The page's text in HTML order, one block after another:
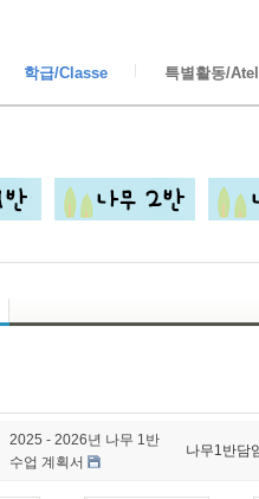
학급/Classe 특별활동/
2025 - 2026년 나무 1반
수업 계획서
나무1반담